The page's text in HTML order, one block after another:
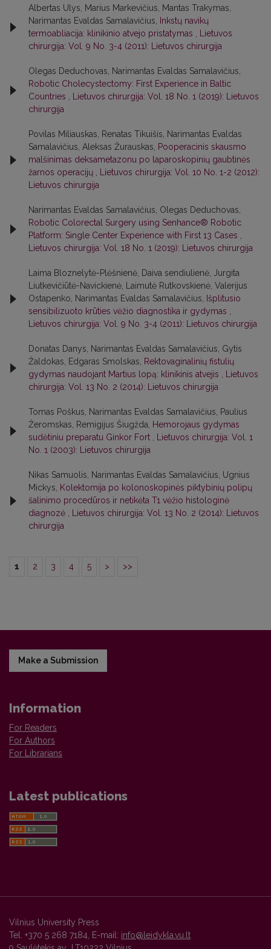
Albertas Ulys, Marius Markevičius, Mantas Trakymas,
Narimantas Evaldas Samalavičius,
Inkstų navikų
termoabliacija: klinikinio atvejo pristatymas
Lietuvos
chirurgija: Vol. 9 No. 3-4 (2011): Lietuvos chirurgija
Olegas Deduchovas, Narimantas Evaldas Samalavičius,
Robotic Cholecystectomy: First Experience in Baltic
Countries
Lietuvos chirurgija: Vol. 18 No. 1 (2019): Lietuvos
chirurgija
Povilas Miliauskas, Renatas Tikuišis, Narimantas Evaldas
Samalavičius, Aleksas Žurauskas,
Pooperacinis skausmo
malšinimas deksametazonu po laparoskopinių gaubtinės
žarnos operacijų
Lietuvos chirurgija: Vol. 10 No. 1-2 (2012):
Lietuvos chirurgija
Narimantas Evaldas Samalavičius, Olegas Deduchovas,
Robotic Colorectal Surgery using Senhance® Robotic
Platform: Single Center Experience with First 13 Cases
Lietuvos chirurgija: Vol. 18 No. 1 (2019): Lietuvos chirurgija
Laima Bloznelytė-Plėšnienė, Daiva sendiulienė, Jurgita
Liutkevičiūtė-Navickienė, Laimutė Rutkovskienė, Valerijus
Ostapenko, Narimantas Evaldas Samalavičius,
Išplitusio
sensibilizuoto krūties vėžio diagnostika ir gydymas
Lietuvos chirurgija: Vol. 9 No. 3-4 (2011): Lietuvos chirurgija
Donatas Danys, Narimantas Evaldas Samalavičius, Gytis
Žaldokas, Edgaras Smolskas,
Rektovaginalinių fistulių
gydymas naudojant Martius lopą: klinikinis atvejis
Lietuvos
chirurgija: Vol. 13 No. 2 (2014): Lietuvos chirurgija
Tomas Poškus, Narimantas Evaldas Samalavičius, Paulius
Žeromskas, Remigijus Šiugžda,
Hemorojaus gydymas
sudėtiniu preparatu Ginkor Fort
Lietuvos chirurgija: Vol. 1
No. 1 (2003): Lietuvos chirurgija
Nikas Samuolis, Narimantas Evaldas Samalavičius, Ugnius
Mickys,
Kolektomija po kolonoskopinės piktybinių polipų
šalinimo procedūros ir netikėta T1 vėžio histologinė
diagnozė
Lietuvos chirurgija: Vol. 13 No. 2 (2014): Lietuvos
chirurgija
1 2 3 4 5 > >>
Make a Submission
Information
For Readers
For Authors
For Librarians
Latest publications
Vilnius University Press
Tel. +370 5 268 7184, E-mail: info@leidykla.vu.lt